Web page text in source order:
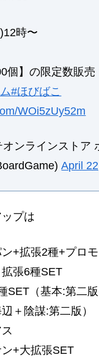
時〜
個】の限定数販売
#ほびばこ
WOi5zUy52m
ンラインストア
April
プは
ン+拡張2種+プロ
拡張6種SET
SET（基本:第二
＋陰謀:第二版）
ン+大拡張SET